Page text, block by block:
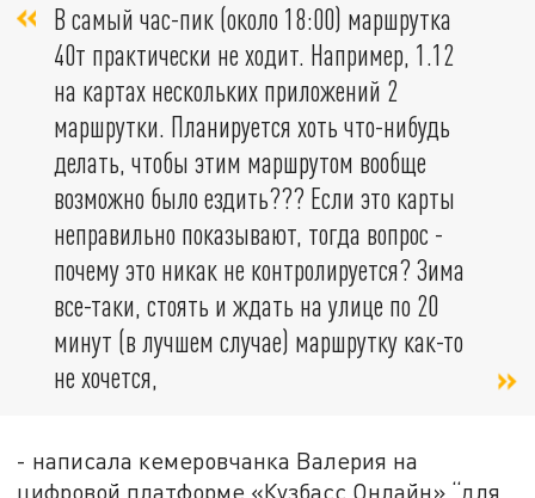
В самый час-пик (около 18:00) маршрутка
40т практически не ходит. Например, 1.12
на картах нескольких приложений 2
маршрутки. Планируется хоть что-нибудь
делать, чтобы этим маршрутом вообще
возможно было ездить??? Если это карты
неправильно показывают, тогда вопрос -
почему это никак не контролируется? Зима
все-таки, стоять и ждать на улице по 20
минут (в лучшем случае) маршрутку как-то
не хочется,
- написала кемеровчанка Валерия на
цифровой платформе «Кузбасс Онлайн» “для